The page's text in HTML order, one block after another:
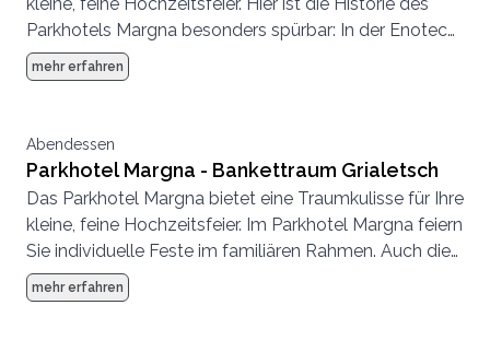
kleine, feine Hochzeitsfeier. Hier ist die Historie des
Parkhotels Margna besonders spürbar: In der Enoteca
& Osteria Murütsch im historischen Kellergewölbe
geniessen Sie Gerichte wie bei der Nonna und Weine
Sizilien.
mehr erfahren
Abendessen
Parkhotel Margna - Bankettraum Grialetsch
Das Parkhotel Margna bietet eine Traumkulisse für Ihre
kleine, feine Hochzeitsfeier. Im Parkhotel Margna feiern
Sie individuelle Feste im familiären Rahmen. Auch die
drei Restaurants, die ebenfalls für Feiern zur
Verfügung stehen, bieten ein charaktervolles
mehr erfahren